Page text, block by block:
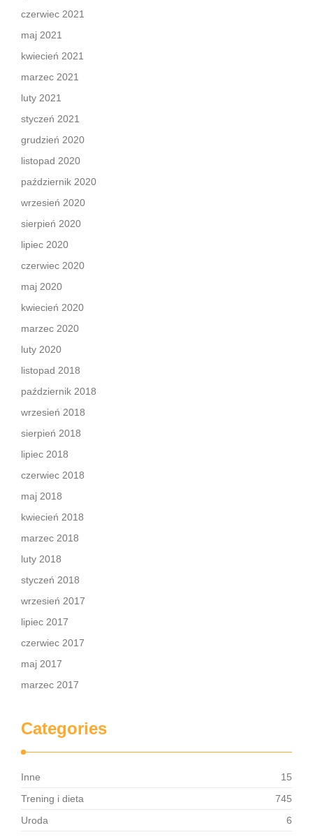
czerwiec 2021
maj 2021
kwiecień 2021
marzec 2021
luty 2021
styczeń 2021
grudzień 2020
listopad 2020
październik 2020
wrzesień 2020
sierpień 2020
lipiec 2020
czerwiec 2020
maj 2020
kwiecień 2020
marzec 2020
luty 2020
listopad 2018
październik 2018
wrzesień 2018
sierpień 2018
lipiec 2018
czerwiec 2018
maj 2018
kwiecień 2018
marzec 2018
luty 2018
styczeń 2018
wrzesień 2017
lipiec 2017
czerwiec 2017
maj 2017
marzec 2017
Categories
Inne
15
Trening i dieta
745
Uroda
6